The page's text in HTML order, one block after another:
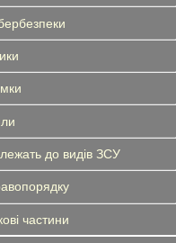
до видів ЗСУ
частини